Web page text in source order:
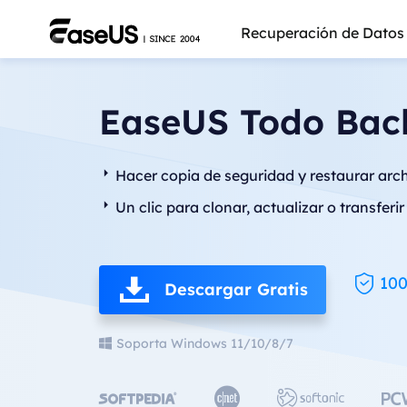
Recuperación de Datos
EaseUS Todo
Hacer copia de seguridad y restaurar
Un clic para clonar, actualizar o
Descargar Gratis
Soporta Windows 11/10/8/7
  